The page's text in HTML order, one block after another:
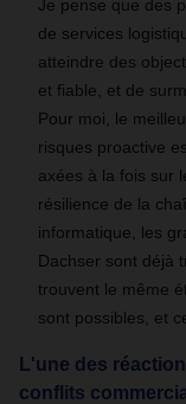
Je pense que des
de services
atteindre des
et fiable, et de
Pour moi, le
risques proactive
axées à la fois sur
résilience de la
informatique, les
Dachser sont déjà
trouvent le même
sont possibles, et
L'une des
conflits